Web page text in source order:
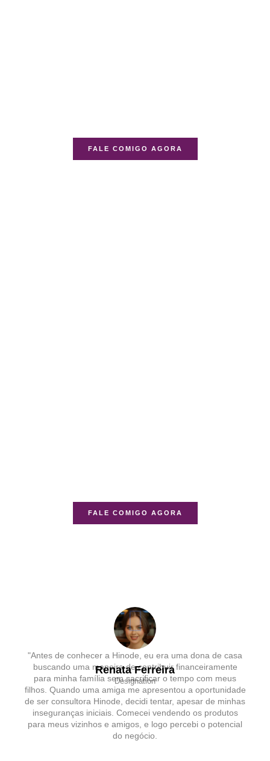
FALE COMIGO AGORA
FALE COMIGO AGORA
Renata Ferreira
Designation
"Antes de conhecer a Hinode, eu era uma dona de casa
buscando uma maneira de contribuir financeiramente
para minha família sem sacrificar o tempo com meus
filhos. Quando uma amiga me apresentou a oportunidade
de ser consultora Hinode, decidi tentar, apesar de minhas
inseguranças iniciais. Comecei vendendo os produtos
para meus vizinhos e amigos, e logo percebi o potencial
do negócio.